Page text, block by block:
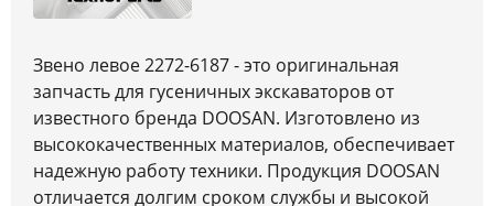
Звено левое 2272-6187 - это оригинальная
запчасть для гусеничных экскаваторов от
известного бренда DOOSAN. Изготовлено из
высококачественных материалов, обеспечивает
надежную работу техники. Продукция DOOSAN
отличается долгим сроком службы и высокой